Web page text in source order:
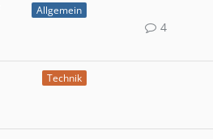
Allgemein
4
Technik